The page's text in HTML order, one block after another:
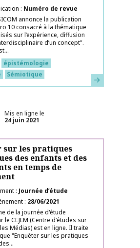
Numéro de revue
annonce la publication
10 consacré à la thématique
sur l’expérience, diffusion
d’un concept".
épistémologie
Sémiotique En savoir plus
Mis en ligne le
24 juin 2021
sur les pratiques
des enfants et des
en temps de
Journée d’étude
28/06/2021
de la journée d'étude
le CEJEM (Centre d'études sur
Médias) est en ligne. Il traite
"Enquêter sur les pratiques